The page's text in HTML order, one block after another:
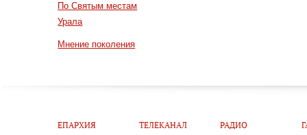
По Святым местам
Урала
Мнение поколения
ЕПАРХИЯ
ТЕЛЕКАНАЛ
РАДИО